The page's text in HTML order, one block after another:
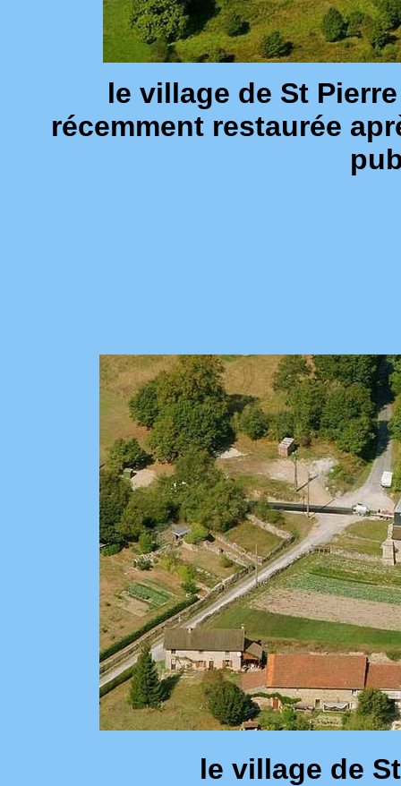
le village de St
récemment restaurée
le village de